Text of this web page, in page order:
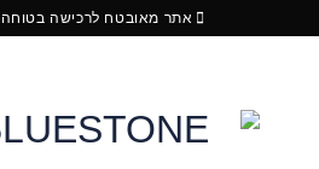
אתר מאובטח לרכישה בטוחה